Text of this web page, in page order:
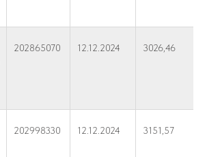
202865070 12.12.2024 3026,46
202998330 12.12.2024 3151,57